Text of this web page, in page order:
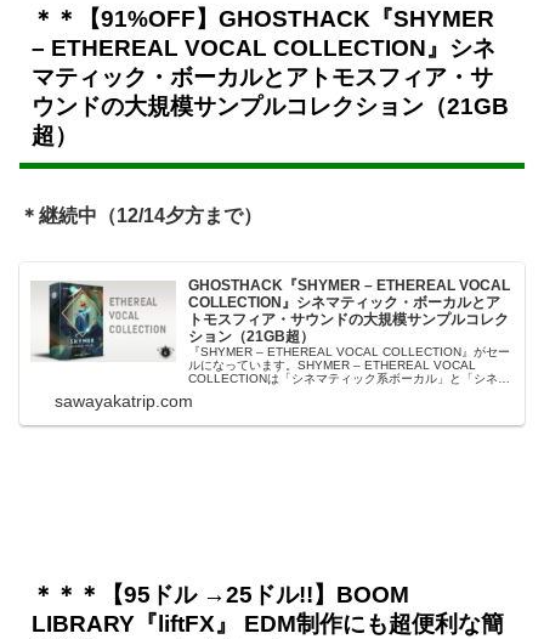
＊＊【91%OFF】GHOSTHACK『SHYMER
– ETHEREAL VOCAL COLLECTION』シネ
マティック・ボーカルとアトモスフィア・サ
ウンドの大規模サンプルコレクション（21GB
超）
＊継続中（12/14夕方まで）
GHOSTHACK『SHYMER – ETHEREAL VOCAL
COLLECTION』シネマティック・ボーカルとア
トモスフィア・サウンドの大規模サンプルコレク
ション（21GB超）
『SHYMER – ETHEREAL VOCAL COLLECTION』がセー
ルになっています。SHYMER – ETHEREAL VOCAL
COLLECTIONは「シネマティック系ボーカル」と「シネマ
サンプルコレクションです。その容量は21GB...
sawayakatrip.com
＊＊＊【95ドル →25ドル!!】BOOM
LIBRARY『liftFX』 EDM制作にも超便利な簡